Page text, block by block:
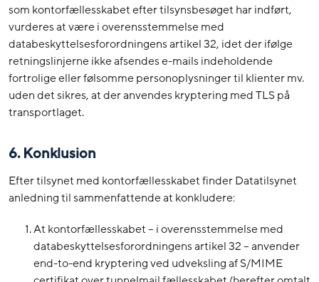
som kontorfællesskabet efter tilsynsbesøget har indført,
vurderes at være i overensstemmelse med
databeskyttelsesforordningens artikel 32, idet der ifølge
retningslinjerne ikke afsendes e-mails indeholdende
fortrolige eller følsomme personoplysninger til klienter mv.
uden det sikres, at der anvendes kryptering med TLS på
transportlaget.
6.Konklusion
Efter tilsynet med kontorfællesskabet finder Datatilsynet
anledning til sammenfattende at konkludere:
At kontorfællesskabet – i overensstemmelse med
databeskyttelsesforordningens artikel 32 – anvender
end-to-end kryptering ved udveksling af S/MIME